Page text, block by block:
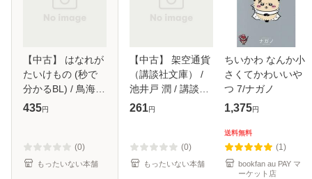
【中古】 はなれが
たいけもの (秒で
分かるBL) / 鳥海よ
う子、八十庭たづ /
料】
435円
(0)
もったいない本舗
【中古】 架空通貨
（講談社文庫） /
池井戸 潤 / 講談社
[文庫]【メール便送
261円
(0)
もったいない本舗
ちいかわ なんか小
さくてかわいいや
つ 7/ナガノ
1,375円
送料無料
(1)
bookfan au PAY マ
ーケット店